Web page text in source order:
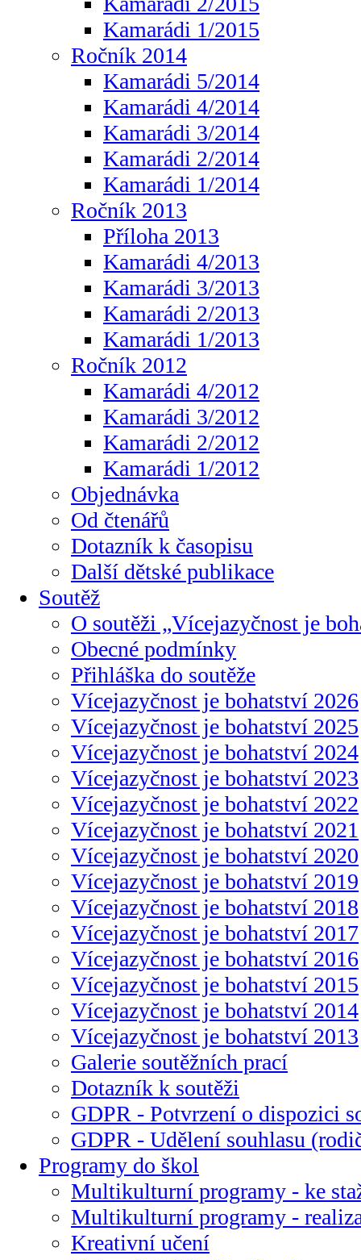
Kamarádi 1/2015
Ročník 2014
Kamarádi 5/2014
Kamarádi 4/2014
Kamarádi 3/2014
Kamarádi 2/2014
Kamarádi 1/2014
Ročník 2013
Příloha 2013
Kamarádi 4/2013
Kamarádi 3/2013
Kamarádi 2/2013
Kamarádi 1/2013
Ročník 2012
Kamarádi 4/2012
Kamarádi 3/2012
Kamarádi 2/2012
Kamarádi 1/2012
Objednávka
Od čtenářů
Dotazník k časopisu
Další dětské publikace
Soutěž
O soutěži „Vícejazyčnost je
Obecné podmínky
Přihláška do soutěže
Vícejazyčnost je bohatství 2026
Vícejazyčnost je bohatství 2025
Vícejazyčnost je bohatství 2024
Vícejazyčnost je bohatství 2023
Vícejazyčnost je bohatství 2022
Vícejazyčnost je bohatství 2021
Vícejazyčnost je bohatství 2020
Vícejazyčnost je bohatství 2019
Vícejazyčnost je bohatství 2018
Vícejazyčnost je bohatství 2017
Vícejazyčnost je bohatství 2016
Vícejazyčnost je bohatství 2015
Vícejazyčnost je bohatství 2014
Vícejazyčnost je bohatství 2013
Galerie soutěžních prací
Dotazník k soutěži
GDPR - Potvrzení o dispozici
GDPR - Udělení souhlasu
Programy do škol
Multikulturní programy - ke
Multikulturní programy -
Kreativní učení